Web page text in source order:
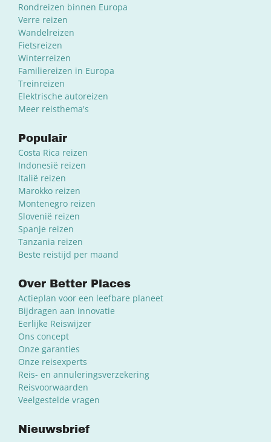
Rondreizen binnen Europa
Verre reizen
Wandelreizen
Fietsreizen
Winterreizen
Familiereizen in Europa
Treinreizen
Elektrische autoreizen
Meer reisthema's
Populair
Costa Rica reizen
Indonesië reizen
Italië reizen
Marokko reizen
Montenegro reizen
Slovenië reizen
Spanje reizen
Tanzania reizen
Beste reistijd per maand
Over Better Places
Actieplan voor een leefbare planeet
Bijdragen aan innovatie
Eerlijke Reiswijzer
Ons concept
Onze garanties
Onze reisexperts
Reis- en annuleringsverzekering
Reisvoorwaarden
Veelgestelde vragen
Nieuwsbrief